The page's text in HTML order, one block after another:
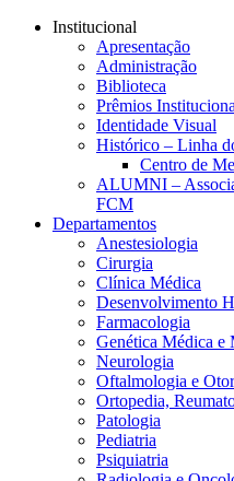
Conteúdo principal
Institucional
Apresentação
Administração
Biblioteca
Prêmios
Identidade Visual
Histórico – Linha
Centro de
ALUMNI –
FCM
Departamentos
Anestesiologia
Cirurgia
Clínica Médica
Desenvolvimento
Farmacologia
Genética Médica e
Neurologia
Oftalmologia e
Ortopedia,
Patologia
Pediatria
Psiquiatria